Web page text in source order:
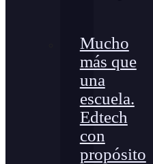
Mucho
más que
una
escuela.
Edtech
con
propósito